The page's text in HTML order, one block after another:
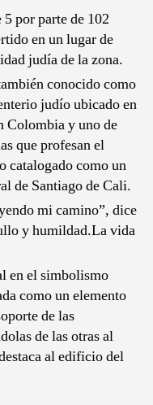
por parte de 102
en un lugar de
judía de la zona.
conocido como
judío ubicado en
Colombia y uno de
que profesan el
catalogado como un
de Santiago de Cali.​​
mi camino”, dice
y humildad.La vida
en el simbolismo
como un elemento
de las
de las otras al
al edificio del